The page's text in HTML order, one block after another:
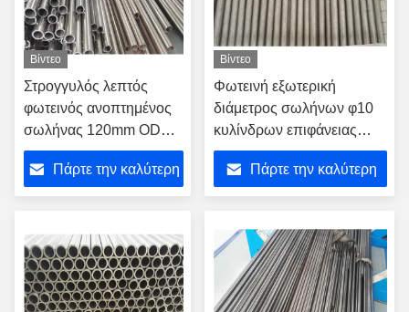
Βίντεο
Στρογγυλός λεπτός
φωτεινός ανοπτημένος
σωλήνας 120mm OD
τοίχων για την υψηλή
κατεργασία Precsion
Πάρτε την καλύτερη
Βίντεο
Φωτεινή εξωτερική
διάμετρος σωλήνων φ10
κυλίνδρων επιφάνειας
υδραυλική για τα
μηχανήματα κατασκευής
Πάρτε την καλύτερη